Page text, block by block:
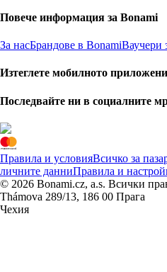
Повече информация за Bonami
За насБрандове в BonamiВаучери
Изтеглете мобилното
Последвайте ни в социалните
Правила и условияВсичко за
личните данниПравила и
© 2026 Bonami.cz, a.s. Всички
Thámova 289/13, 186 00 Прага
Чехия